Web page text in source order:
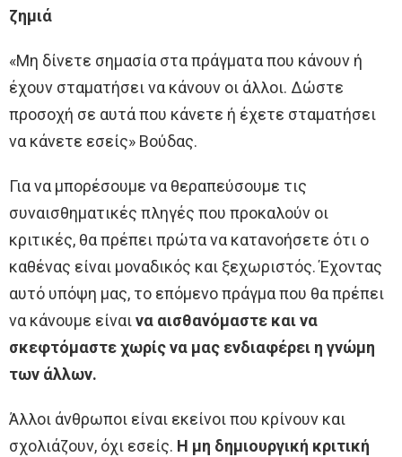
ζημιά
«Μη δίνετε σημασία στα πράγματα που κάνουν ή
έχουν σταματήσει να κάνουν οι άλλοι. Δώστε
προσοχή σε αυτά που κάνετε ή έχετε σταματήσει
να κάνετε εσείς» Βούδας.
Για να μπορέσουμε να θεραπεύσουμε τις
συναισθηματικές πληγές που προκαλούν οι
κριτικές, θα πρέπει πρώτα να κατανοήσετε ότι ο
καθένας είναι μοναδικός και ξεχωριστός. Έχοντας
αυτό υπόψη μας, το επόμενο πράγμα που θα πρέπει
να κάνουμε είναινα αισθανόμαστε και να
σκεφτόμαστε χωρίς να μας ενδιαφέρει η γνώμη
των άλλων.
Άλλοι άνθρωποι είναι εκείνοι που κρίνουν και
σχολιάζουν, όχι εσείς. Η μη δημιουργική κριτική